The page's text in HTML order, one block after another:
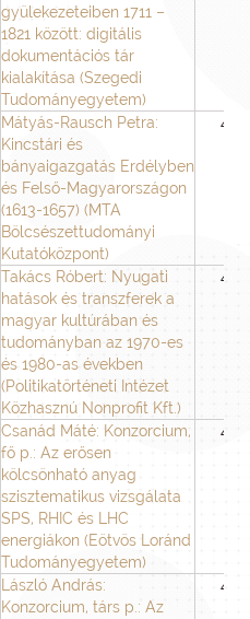
gyülekezeteiben 1711 –
1821 között: digitális
dokumentációs tár
kialakítása (Szegedi
Tudományegyetem)
Mátyás-Rausch Petra:
Kincstári és
bányaigazgatás Erdélyben
és Felső-Magyarországon
(1613-1657) (MTA
Bölcsészettudományi
Kutatóközpont)
48
Takács Róbert: Nyugati
hatások és transzferek a
magyar kultúrában és
tudományban az 1970-es
és 1980-as években
(Politikatörténeti Intézet
Közhasznú Nonprofit Kft.)
48
Csanád Máté: Konzorcium,
fő p.: Az erősen
kölcsönható anyag
szisztematikus vizsgálata
SPS, RHIC és LHC
energiákon (Eötvös Loránd
Tudományegyetem)
48
László András:
Konzorcium, társ p.: Az
48